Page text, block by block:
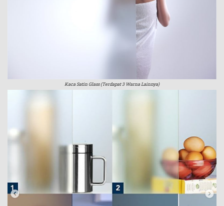
Kaca Satin Glass (Terdapat 3 Warna Lainnya)